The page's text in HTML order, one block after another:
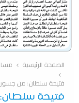
الصفحة الرئيسية
فتيحة سلطان: من جسور
فتيحة